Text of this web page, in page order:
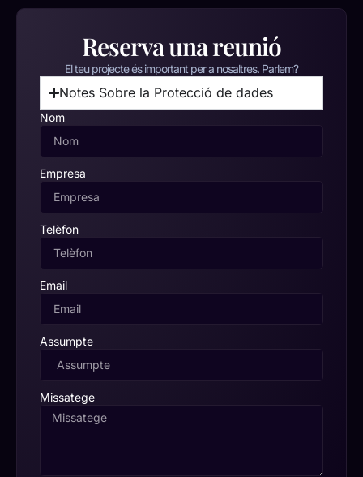
Reserva una reunió
El teu projecte és important per a nosaltres. Parlem?
Notes Sobre la Protecció de dades
Nom
Empresa
Telèfon
Email
Assumpte
Missatege